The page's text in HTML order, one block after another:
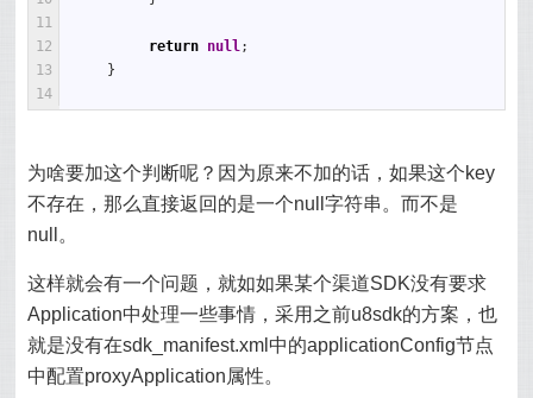
11
12
13
14
return null;
}
为啥要加这个判断呢？因为原来不加的话，如果这个key
不存在，那么直接返回的是一个null字符串。而不是
null。
这样就会有一个问题，就如如果某个渠道SDK没有要求
Application中处理一些事情，采用之前u8sdk的方案，也
就是没有在sdk_manifest.xml中的applicationConfig节点
中配置proxyApplication属性。